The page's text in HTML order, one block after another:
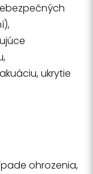
ukrytie
ohrozenia,